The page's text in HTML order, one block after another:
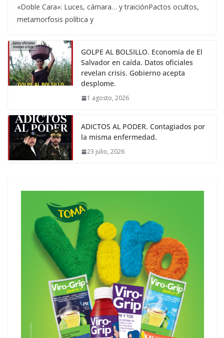
«Doble Cara»: Luces, cámara… y traiciónPactos ocultos,
metamorfosis política y
GOLPE AL BOLSILLO. Economía de El
Salvador en caída. Datos oficiales
revelan crisis. Gobierno acepta
desplome.
1 agosto, 2026
ADICTOS AL PODER. Contagiados por
la misma enfermedad.
23 julio, 2026